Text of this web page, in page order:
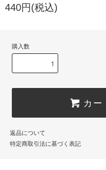
440円(税込)
購入数
カー
返品について
特定商取引法に基づく表記